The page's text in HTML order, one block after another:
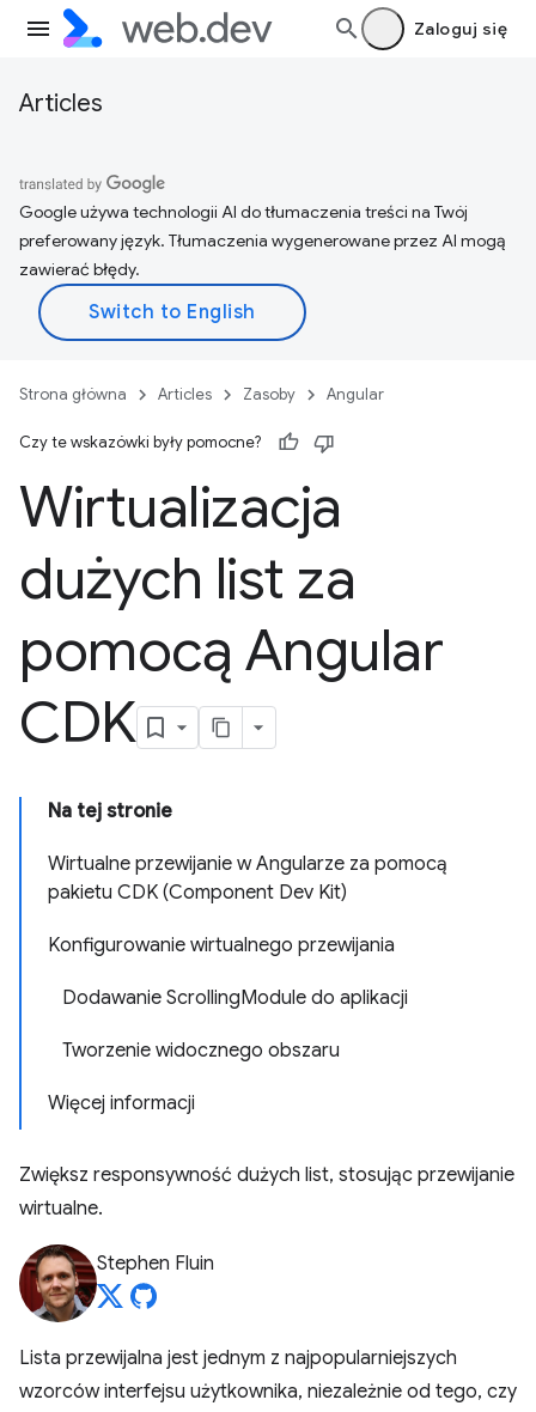
Zaloguj się
Articles
Google używa technologii AI do tłumaczenia treści na Twój
preferowany język. Tłumaczenia wygenerowane przez AI mogą
zawierać błędy.
Strona główna Articles Zasoby Angular
Czy te wskazówki były pomocne?
Wirtualizacja
dużych list za
pomocą Angular
CDK
Na tej stronie
Wirtualne przewijanie w Angularze za pomocą
pakietu CDK (Component Dev Kit)
Konfigurowanie wirtualnego przewijania
Dodawanie ScrollingModule do aplikacji
Tworzenie widocznego obszaru
Więcej informacji
Zwiększ responsywność dużych list, stosując przewijanie
wirtualne.
Stephen Fluin
Lista przewijalna jest jednym z najpopularniejszych
wzorców interfejsu użytkownika, niezależnie od tego, czy